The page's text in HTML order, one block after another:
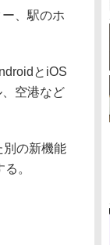
、駅のホ
とiOS
空港など
の新機能
。